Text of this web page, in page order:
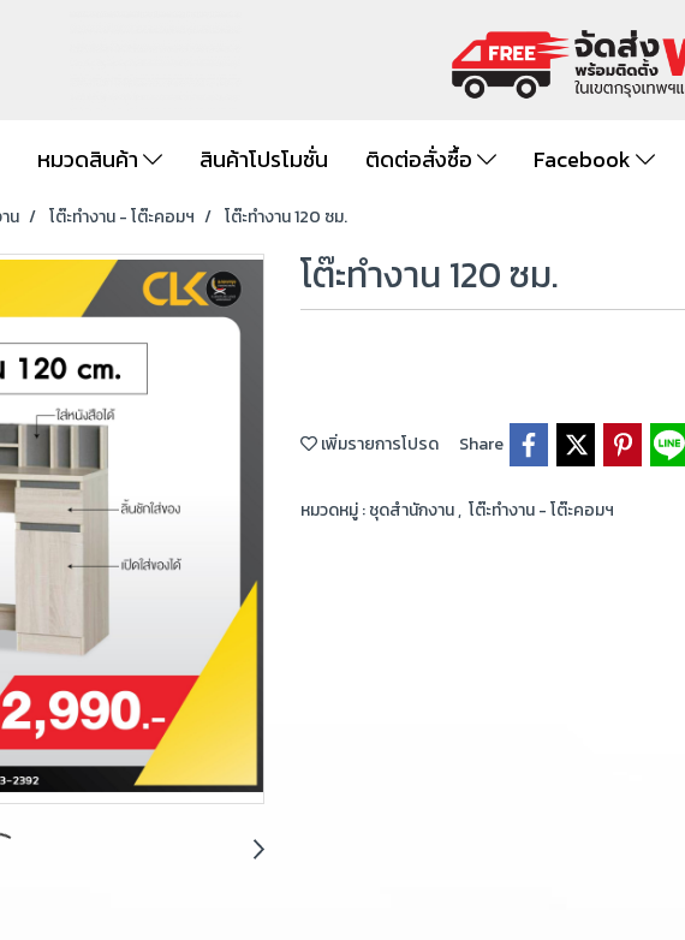
หมวดสินค้า สินค้าโปรโมชั่น ติดต่อสั่งซื้อ Facebook
น โต๊ะทำงาน - โต๊ะคอมฯ โต๊ะทำงาน 120 ซม.
โต๊ะทำงาน 120 ซม.
เพิ่มรายการโปรด Share
หมวดหมู่ :ชุดสำนักงาน, โต๊ะทำงาน - โต๊ะคอมฯ